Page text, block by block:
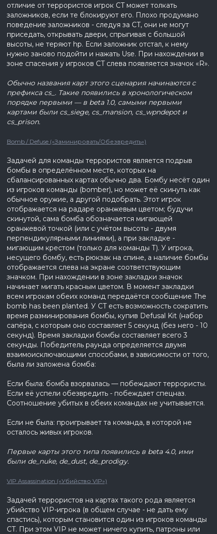
отличие от террористов игрок CT может толкать
заложников, если те блокируют его. Плохо продумано
поведение заложников - следуя за CT, они не могут
приседать, открывать двери, спрыгивая с большой
высоты, не теряют hp. Если заложник отстал, к нему
нужно заново подойти и нажать Use. При нахождении в
зоне спасения у игроков CT слева появляется значок «R».
Обычно названия карт этого сценария начинаются с
префикса cs_. Такие появились в хронологическом
порядке первыми — в beta1.0, самыми первыми
картами были cs_siege, cs_mansion, cs_wpndepotи
cs_prison.
Bomb / Defuse («Заминировать/Обезвредить»)
Задачей для команды террористов является подрыв
бомбы в определённом месте, которых на
сбалансированных картах обычно два. Бомбу несёт один
из игроков команды (bomber), но может её скинуть как
обычное оружие, а другой подобрать. Этот игрок
отображается на радаре оранжевым цветом; будучи
скинутой, сама бомба обозначается мигающей
оранжевой точкой (или с учётом высоты - двумя
перпендикулярными линиями), а при закладке -
мигающим крестом (только для команды Т). У игрока,
несущего бомбу, есть рюкзак на спине, а наличие бомбы
отображается слева на экране соответствующим
значком. При нахождении в зоне закладки значок
начинает мигать красным цветом. В момент закладки
всем игрокам обеих команд передаётся сообщение The
bomb has been planted. У CT есть возможность сократить
время разминирования бомбы, купив Defusal Kit (набор
сапёра, с которым оно составляет 5 секунд (без него - 10
секунд). Время закладки бомбы составляет всего 3
секунды. Победитель раунда определяется двумя
взаимоисключающими способами, в зависимости от того,
была ли заложена бомба:
Если была: бомба взорвалась — побеждают террористы.
Если её успели обезвредить - побеждает спецназ.
Соотношение убитых в обеих командах не учитывается.
Если не была: проигрывает та команда, в которой не
осталось живых игроков.
Первые карты этого типа появились в beta4.0, ими
были de_nuke, de_dust, de_prodigy.
VIP Assassination («Убийство VIP»)
Задачей террористов на картах такого рода является
убийство VIP-игрока (в общем случае - не дать ему
спастись), которым становится один из игроков команды
CT. При этом VIP не может ничего купить, патроны или